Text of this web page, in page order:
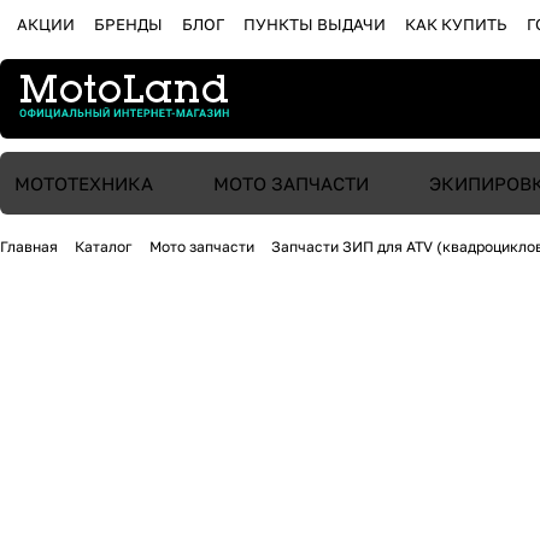
АКЦИИ БРЕНДЫ БЛОГ ПУНКТЫ ВЫДАЧИ КАК КУПИТЬ
МОТОТЕХНИКА МОТО ЗАПЧАСТИ
Главная Каталог Мото запчасти Запчасти ЗИП для ATV